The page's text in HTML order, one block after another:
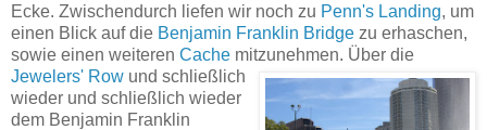
Ecke. Zwischendurch liefen wir noch zu Penn's Landing, um
einen Blick auf die Benjamin Franklin Bridge zu erhaschen,
sowie einen weiteren Cache mitzunehmen. Über die
Jewelers' Row und schließlich
wieder und schließlich wieder
dem Benjamin Franklin